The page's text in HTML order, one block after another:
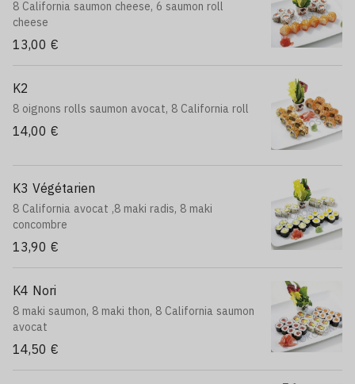
8 California saumon cheese, 6 saumon roll
cheese
13,00 €
K2
8 oignons rolls saumon avocat, 8 California roll
14,00 €
K3 Végétarien
8 California avocat ,8 maki radis, 8 maki
concombre
13,90 €
K4 Nori
8 maki saumon, 8 maki thon, 8 California saumon
avocat
14,50 €